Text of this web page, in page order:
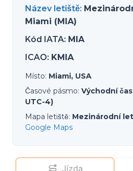
Název letiště:
Miami (MIA)
Kód IATA: MIA
ICAO: KMIA
Místo: Miami, USA
Časové pásmo: Východní
UTC-4)
Mapa letiště: Mezinárodní
Google Maps